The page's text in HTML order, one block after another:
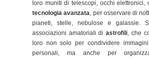
loro muniti di telescopi, occhi elettronici,
tecnologia avanzata, per osservare di
pianeti, stelle, nebulose e galassie.
associazioni amatoriali diastrofili, che
loro non solo per condividere
personali, ma anche per